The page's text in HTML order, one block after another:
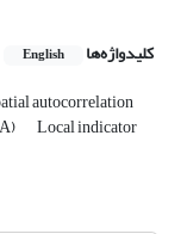
کلیدواژه‌ها English
autocorrelation
Local indicator